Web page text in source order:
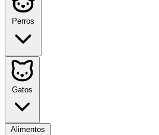
Perros
Gatos
Alimentos